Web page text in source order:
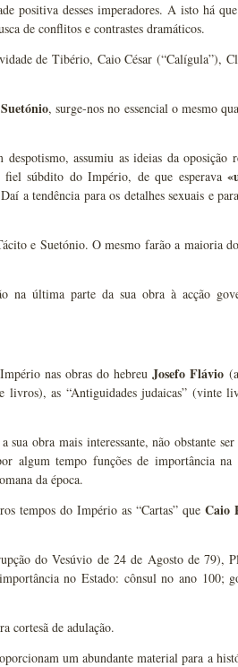
positiva desses imperadores. A isto há
de conflitos e contrastes dramáticos.
de Tibério, Caio César (“Calígula”),
Suetónio, surge-nos no essencial o mesmo
assumiu as ideias da oposição
fiel súbdito do Império, de que esperava
a tendência para os detalhes sexuais e
e Suetónio. O mesmo farão a maioria
na última parte da sua obra à acção
nas obras do hebreuJosefo Flávio
livros), as “Antiguidades judaicas” (vinte
obra mais interessante, não obstante
algum tempo funções de importância na
da época.
tempos do Império as “Cartas” que Caio
do Vesúvio de 24 de Agosto de 79),
no Estado: cônsul no ano 100;
cortesã de adulação.
um abundante material para a